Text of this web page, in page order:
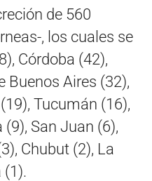
de 560
, los cuales se
Córdoba (42),
Buenos Aires (32),
Tucumán (16),
San Juan (6),
Chubut (2), La
(1).